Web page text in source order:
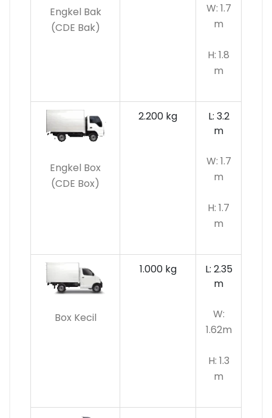
Engkel Bak
(CDE Bak)
W: 1.7
m
H: 1.8
m
Engkel Box
(CDE Box)
2.200 kg
L: 3.2
m
W: 1.7
m
H: 1.7
m
Box Kecil
1.000 kg
L: 2.35
m
W:
1.62m
H: 1.3
m